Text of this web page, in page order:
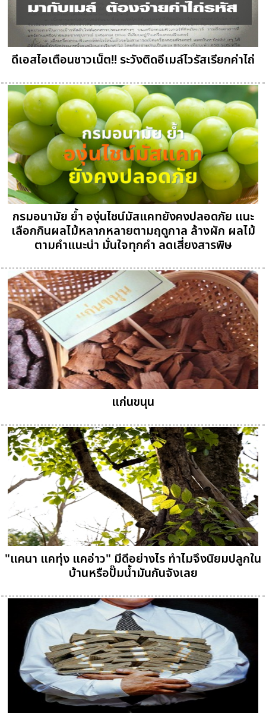
ดีเอสไอเตือนชาวเน็ต!! ระวังติดอีเมล์ไวรัสเรียกค่าไถ่
กรมอนามัย ย้ำ องุ่นไชน์มัสแคทยังคงปลอดภัย แนะ
เลือกกินผลไม้หลากหลายตามฤดูกาล ล้างผัก ผลไม้
ตามคำแนะนำ มั่นใจทุกคำ ลดเสี่ยงสารพิษ
แก่นขนุน
"แคนา แคทุ่ง แคอ่าว" มีดีอย่างไร ทำไมจึงนิยมปลูกใน
บ้านหรือปั๊มน้ำมันกันจังเลย